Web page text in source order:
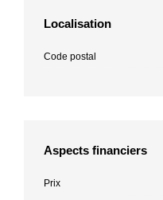
Localisation
Code postal
Aspects financiers
Prix